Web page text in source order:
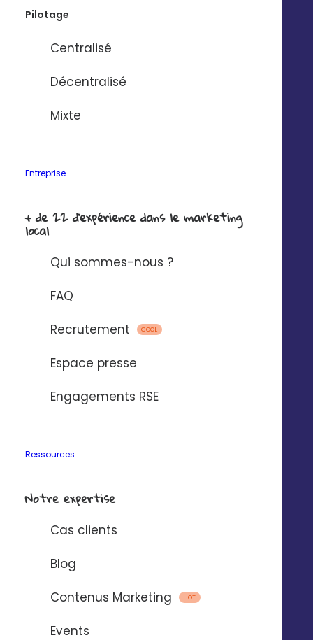
Pilotage
Centralisé
Décentralisé
Mixte
Entreprise
+ de 22 d'expérience dans le marketing
local
Qui sommes-nous ?
FAQ
Recrutement
COOL
Espace presse
Engagements RSE
Ressources
Notre expertise
Cas clients
Blog
Contenus Marketing
HOT
Events
contenus nécessaires à la réalisation de leurs
communications : kit média, vidéos, photos…
Découvrez la suite
Développez la proactivité de votre réseau